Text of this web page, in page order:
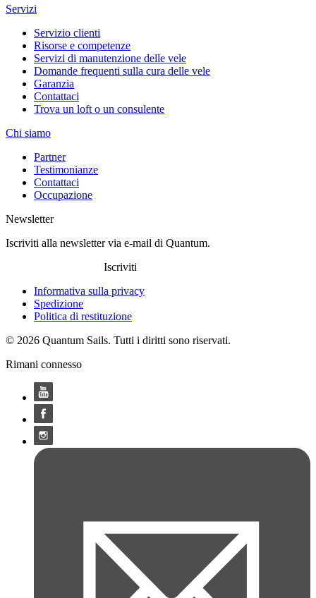
Servizi
Servizio clienti
Risorse e competenze
Servizi di manutenzione delle vele
Domande frequenti sulla cura delle vele
Garanzia
Contattaci
Trova un loft o un consulente
Chi siamo
Partner
Testimonianze
Contattaci
Occupazione
Newsletter
Iscriviti alla newsletter via e-mail di Quantum.
Iscriviti
Informativa sulla privacy
Spedizione
Politica di restituzione
© 2026 Quantum Sails. Tutti i diritti sono riservati.
Rimani connesso